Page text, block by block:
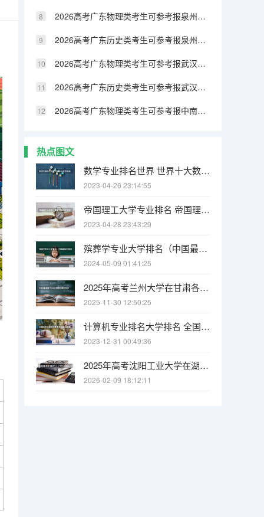
2026高考广东物理类考生可参考报泉州纺织服装职业学院的专业汇总
2026高考广东历史类考生可参考报泉州纺织服装职业学院的专业汇总
2026高考广东物理类考生可参考报武汉生物工程学院的专业汇总
2026高考广东历史类考生可参考报武汉生物工程学院的专业汇总
2026高考广东物理类考生可参考报中南林业科技大学涉外学院的专业汇总
热点图文
数学专业排名世界 世界十大数学强国
2023-04-26 23:14:55
帝国理工大学专业排名 帝国理工学院本科申请条件有哪些
2023-04-28 23:43:29
殡葬学专业大学排名（中国最好的殡仪大学）
2024-05-09 01:41:25
2025年高考兰州大学在甘肃各批次选科要求有哪些
2025-11-30 12:50:25
计算机专业排名大学排名 全国计算机专业最好的学校排名
2023-12-31 00:49:36
2025年高考沈阳工业大学在湖南各批次选科要求有哪些
2026-02-09 18:12:11